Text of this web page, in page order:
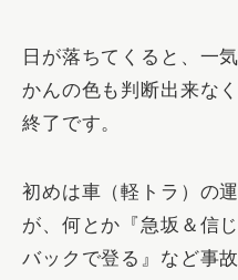
日が落ちてくると、一
かんの色も判断出来な
終了です。
初めは車（軽トラ）の
が、何とか『急坂＆信
バックで登る 』など事